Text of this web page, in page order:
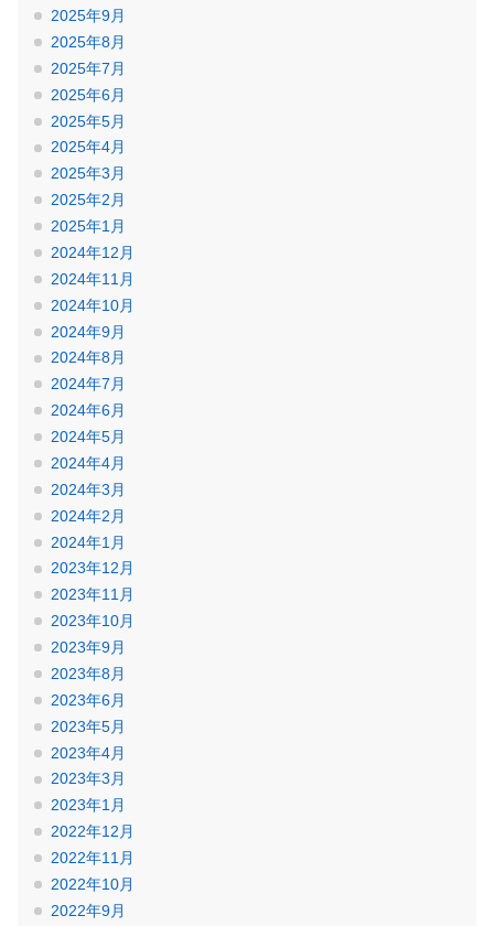
2025年9月
2025年8月
2025年7月
2025年6月
2025年5月
2025年4月
2025年3月
2025年2月
2025年1月
2024年12月
2024年11月
2024年10月
2024年9月
2024年8月
2024年7月
2024年6月
2024年5月
2024年4月
2024年3月
2024年2月
2024年1月
2023年12月
2023年11月
2023年10月
2023年9月
2023年8月
2023年6月
2023年5月
2023年4月
2023年3月
2023年1月
2022年12月
2022年11月
2022年10月
2022年9月